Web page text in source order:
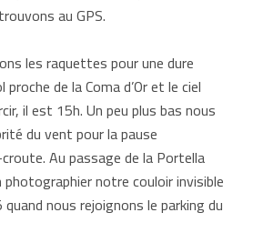
au GPS.
les raquettes pour une dure
de la Coma d’Or et le ciel
il est 15h. Un peu plus bas nous
du vent pour la pause
Au passage de la Portella
notre couloir invisible
nous rejoignons le parking du